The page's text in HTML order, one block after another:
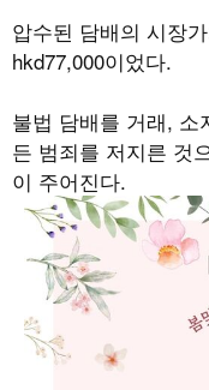
압수된 담배의 시장
hkd77,000이었다.
불법 담배를 거래, 소
든 범죄를 저지른 것
이 주어진다.